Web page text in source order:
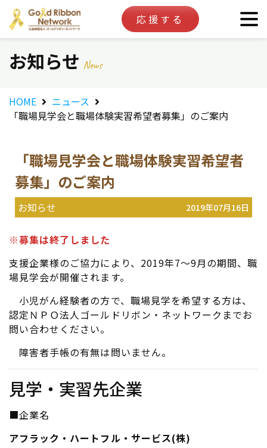
応援する
お知らせ News
HOME
ニュース
「職場見学会と職場体験実習希望者募集」のご案内
「職場見学会と職場体験実習希望者
募集」のご案内
お知らせ 2019年07月16日
※募集は終了しました
支援企業様のご協力により、2019年7～9月の期間、職
場見学会が開催されます。
小児がん経験者の方で、職場見学を希望する方は、
認定ＮＰＯ法人ゴールドリボン・ネットワークまでお
問い合わせください。
障害者手帳の有無は問いません。
見学・実習先企業
■企業名
アフラック・ハートフル・サービス(株)